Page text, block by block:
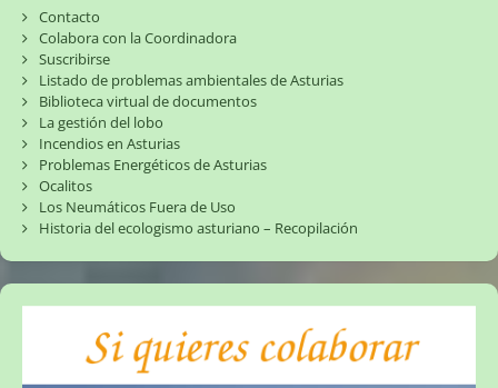
Contacto
Colabora con la Coordinadora
Suscribirse
Listado de problemas ambientales de Asturias
Biblioteca virtual de documentos
La gestión del lobo
Incendios en Asturias
Problemas Energéticos de Asturias
Ocalitos
Los Neumáticos Fuera de Uso
Historia del ecologismo asturiano – Recopilación